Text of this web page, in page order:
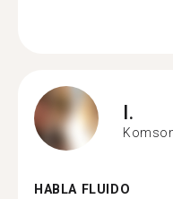
I.
HABLA FLUIDO